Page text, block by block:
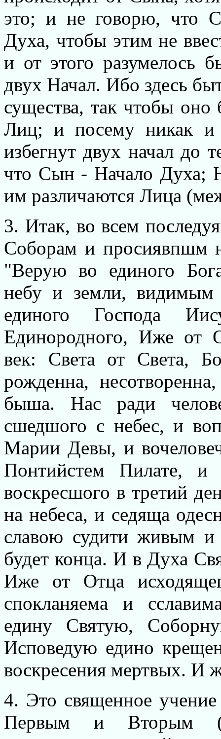
это; и не говорю, что
Духа, чтобы этим не
и от этого разумелось
двух Начал. Ибо здесь
существа, так чтобы
Лиц; и посему никак и
избегнут двух начал до
что Сын - Начало Духа;
им различаются Лица
3. Итак, во всем
Соборам и просиявпшм
"Верую во единого
небу и земли,
единого Господа
Единородного, Иже от
век: Света от Света,
рожденна,
быша. Нас ради
сшедшого с небес, и
Mapии Девы, и
Понтийстем Пилате, и
воскресшого в третий
на небеса, и седяща
славою судити живым
будет конца. И в Духа
Иже от Отца
спокланяема и
едину Святую,
Исповедую едино
воскресения мертвых. И
4. Это священное
Первым и Вторым